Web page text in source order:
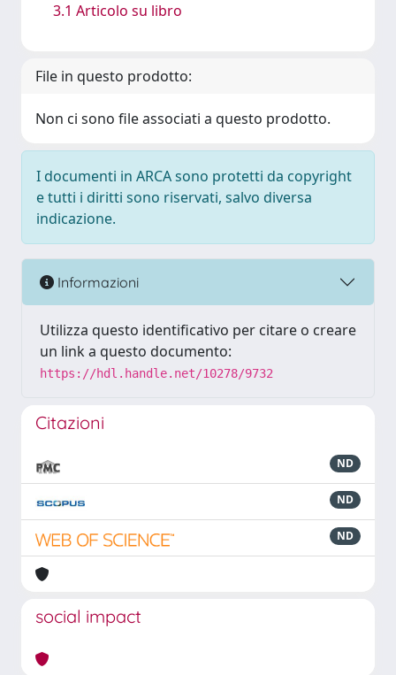
3.1 Articolo su libro
File in questo prodotto:
Non ci sono file associati a questo prodotto.
I documenti in ARCA sono protetti da copyright
e tutti i diritti sono riservati, salvo diversa
indicazione.
Informazioni
Utilizza questo identificativo per citare o creare
un link a questo documento:
https://hdl.handle.net/10278/9732
Citazioni
ND
ND
ND
social impact